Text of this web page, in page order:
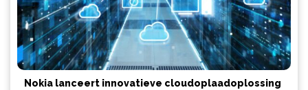
Nokia lanceert innovatieve cloudoplaadoplossing